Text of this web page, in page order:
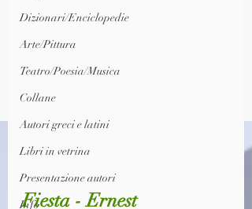
Dizionari/Enciclopedie
Arte/Pittura
Teatro/Poesia/Musica
Collane
Autori greci e latini
Libri in vetrina
Presentazione autori
Info
Fiesta - Ernest